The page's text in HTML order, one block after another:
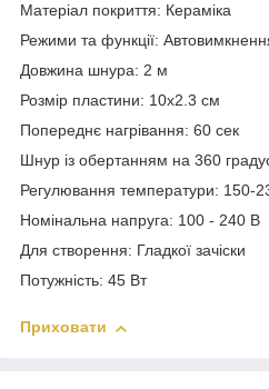
Матеріал покриття: Кераміка
Режими та функції:
Довжина шнура: 2 м
Розмір пластини: 10х2.3 см
Попереднє нагрівання: 60 сек
Шнур із обертанням на 360
Регулювання температури: 150-
Номінальна напруга: 100 - 240 В
Для створення: Гладкої зачіски
Потужність: 45 Вт
Приховати